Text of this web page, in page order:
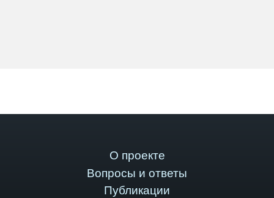
О проекте
Вопросы и ответы
Публикации